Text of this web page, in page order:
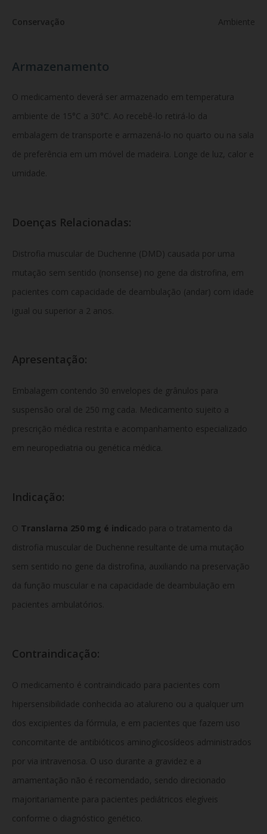
Conservação Ambiente
Armazenamento
O medicamento deverá ser armazenado em temperatura
ambiente de 15°C a 30°C. Ao recebê-lo retirá-lo da
embalagem de transporte e armazená-lo no quarto ou na sala
de preferência em um móvel de madeira. Longe de luz, calor e
umidade.
Doenças Relacionadas:
Distrofia muscular de Duchenne (DMD) causada por uma
mutação sem sentido (nonsense) no gene da distrofina, em
pacientes com capacidade de deambulação (andar) com idade
igual ou superior a 2 anos.
Apresentação:
Embalagem contendo 30 envelopes de grânulos para
suspensão oral de 250 mg cada. Medicamento sujeito a
prescrição médica restrita e acompanhamento especializado
em neuropediatria ou genética médica.
Indicação:
O Translarna 250 mg é indicado para o tratamento da
distrofia muscular de Duchenne resultante de uma mutação
sem sentido no gene da distrofina, auxiliando na preservação
da função muscular e na capacidade de deambulação em
pacientes ambulatórios.
Contraindicação:
O medicamento é contraindicado para pacientes com
hipersensibilidade conhecida ao atalureno ou a qualquer um
dos excipientes da fórmula, e em pacientes que fazem uso
concomitante de antibióticos aminoglicosídeos administrados
por via intravenosa. O uso durante a gravidez e a
amamentação não é recomendado, sendo direcionado
majoritariamente para pacientes pediátricos elegíveis
conforme o diagnóstico genético.